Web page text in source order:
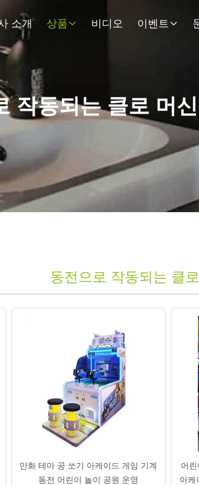
소개 상품 비디오 이벤트
작동되는 클로 머신
동전으로 작동되는 클
만화 테마 공 쏘기 아케이드 게임 기계
동전 어린이 놀이 공원 운영
어
아케